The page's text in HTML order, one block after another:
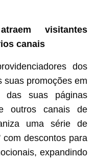
visitantes
canais
dos
suas promoções em
das suas páginas
outros canais de
uma série de
com descontos para
expandindo